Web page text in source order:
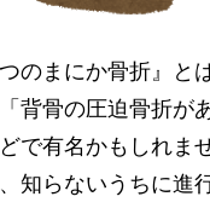
のまにか骨折』と
背骨の圧迫骨折が
で有名かもしれま
知らないうちに進